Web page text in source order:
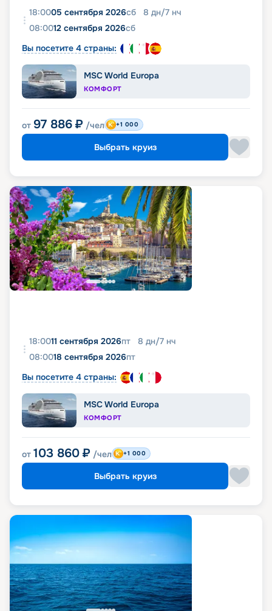
18:0005 сентября 2026сб 8 дн/7 нч
08:0012 сентября 2026сб
Вы посетите 4 страны:
MSC World Europa
КОМФОРТ
от 97 886 ₽ /чел +1 000
Выбрать круиз
18:0011 сентября 2026пт 8 дн/7 нч
08:0018 сентября 2026пт
Вы посетите 4 страны:
MSC World Europa
КОМФОРТ
от 103 860 ₽ /чел +1 000
Выбрать круиз